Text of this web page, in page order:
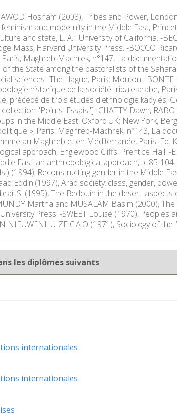
Hosham (2003), Tribes and Power,
and modernity in the Middle East,
and state, L. A. : University of California. -
Mass, Harvard University Press. -BOCCO
Maghreb-Machrek, n°147, La
the State among the pastoralists of the
sciences- The Hague; Paris: Mouton. -
historique de la société tribale arabe,
précédé de trois études d'ethnologie kabyles,
"Points. Essais"] -CHATTY Dawn,
in the Middle East, Oxford UK; New York,
», Paris: Maghreb-Machrek, n°143, La
au Maghreb et en Méditerranée, Paris: Ed.
approach, Englewood Cliffs: Prentice Hall. -
East: an anthropological approach, p. 85-
(1994), Reconstructing gender in the Middle
Eddin (1997), Arab society: class, gender,
S. (1995), The Bedouin in the desert:
Martha and MUSALAM Basim (2000),
Press. -SWEET Louise (1970),
NIEUWENHUIZE C.A.O (1971), Sociology of the
les diplômes suivants
internationales
internationales